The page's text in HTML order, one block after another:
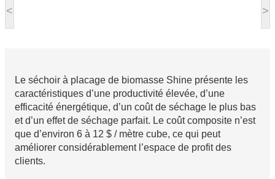
< >
Le séchoir à placage de biomasse Shine présente les
caractéristiques d’une productivité élevée, d’une
efficacité énergétique, d’un coût de séchage le plus bas
et d’un effet de séchage parfait. Le coût composite n’est
que d’environ 6 à 12 $ / mètre cube, ce qui peut
améliorer considérablement l’espace de profit des
clients.